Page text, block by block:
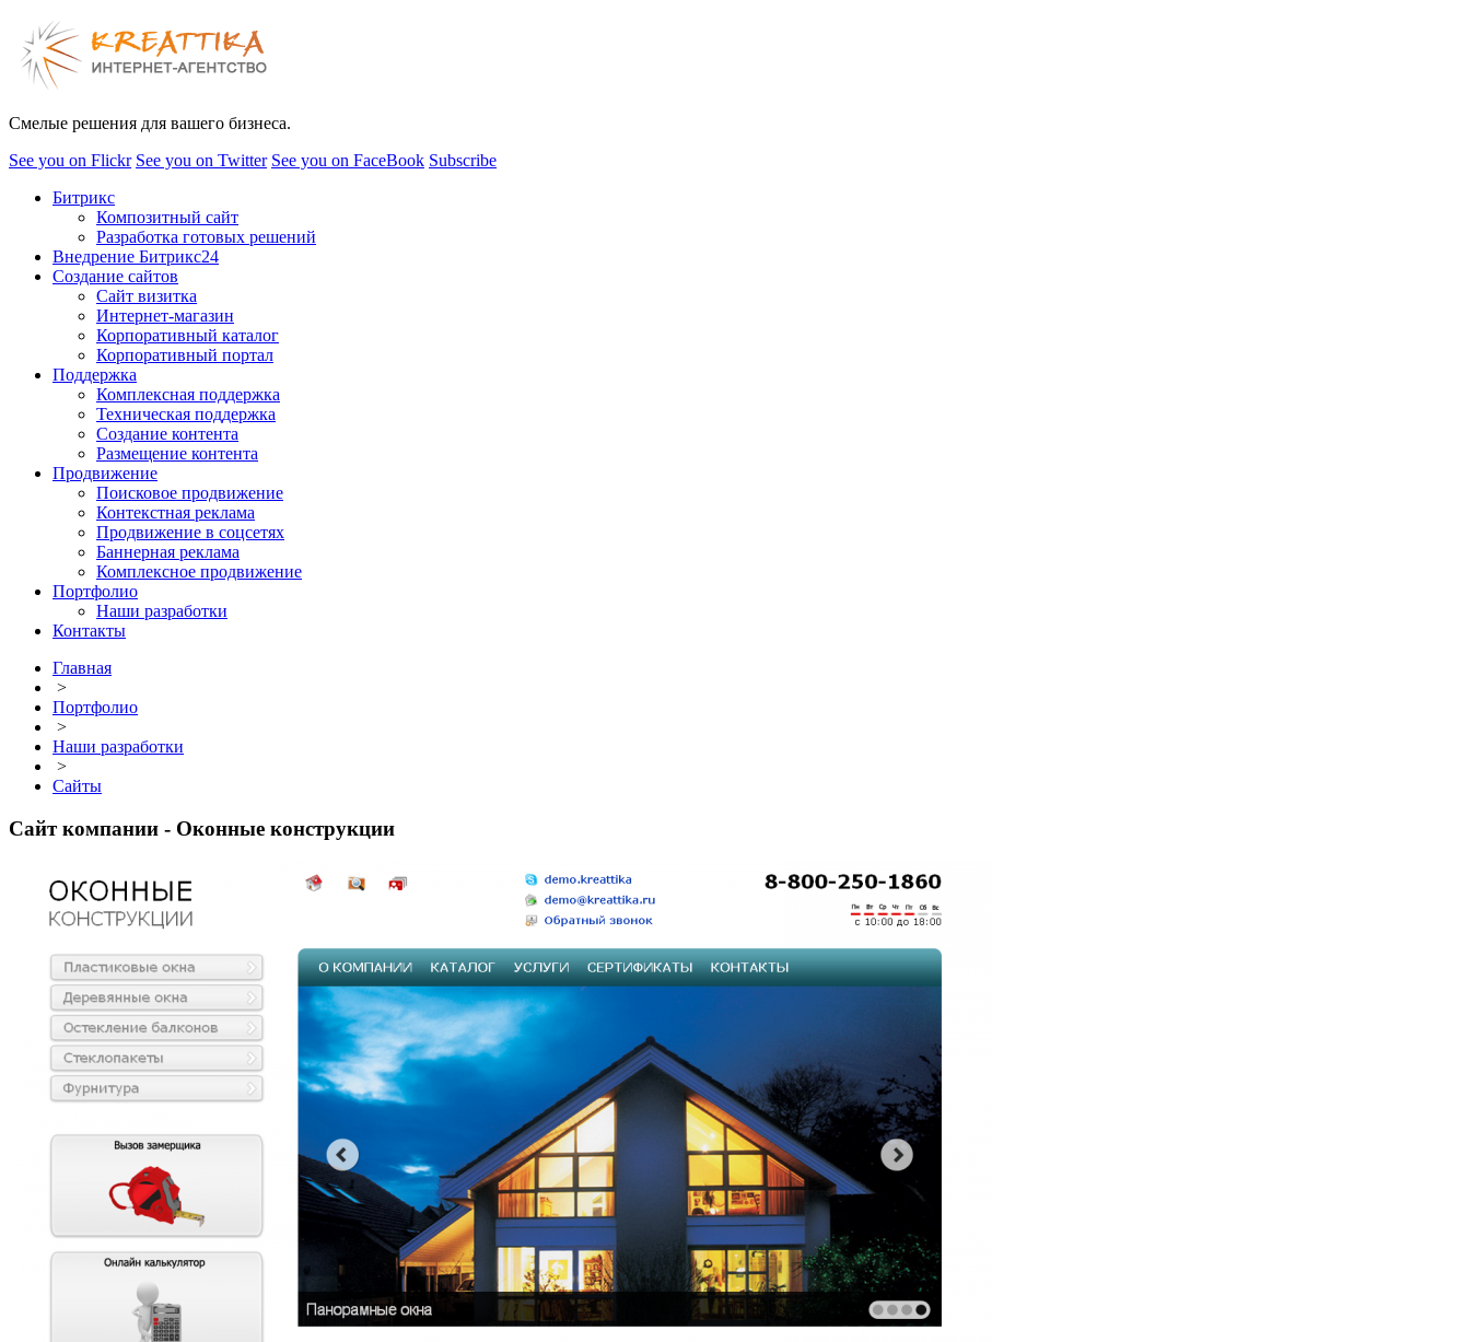
Смелые решения для вашего бизнеса.
See you on Flickr See you on Twitter See you on FaceBook Subscribe
Битрикс
Композитный сайт
Разработка готовых решений
Внедрение Битрикс24
Создание сайтов
Сайт визитка
Интернет-магазин
Корпоративный каталог
Корпоративный портал
Поддержка
Комплексная поддержка
Техническая поддержка
Создание контента
Размещение контента
Продвижение
Поисковое продвижение
Контекстная реклама
Продвижение в соцсетях
Баннерная реклама
Комплексное продвижение
Портфолио
Наши разработки
Контакты
Главная
>
Портфолио
>
Наши разработки
>
Сайты
Сайт компании - Оконные конструкции